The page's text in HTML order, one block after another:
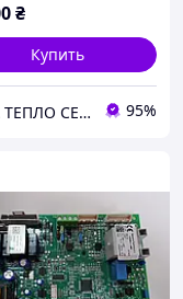
₴
Купить
ВОДА ТЕПЛО СЕРВІС 95%